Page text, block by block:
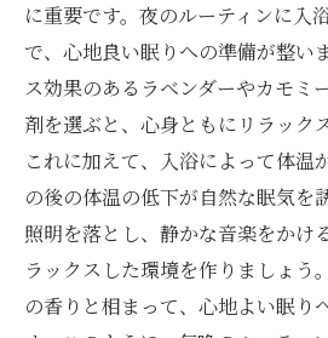
に重要です。夜のルーティンに入
で、心地良い眠りへの準備が整い
ス効果のあるラベンダーやカモミ
剤を選ぶと、心身ともにリラック
これに加えて、入浴によって体温
の後の体温の低下が自然な眠気を
照明を落とし、静かな音楽をかけ
ラックスした環境を作りましょう
の香りと相まって、心地よい眠り